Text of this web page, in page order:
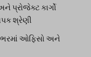
પ્રોજેક્ટ કાર્ગો
શ્રેણી
ઓફિસો અને